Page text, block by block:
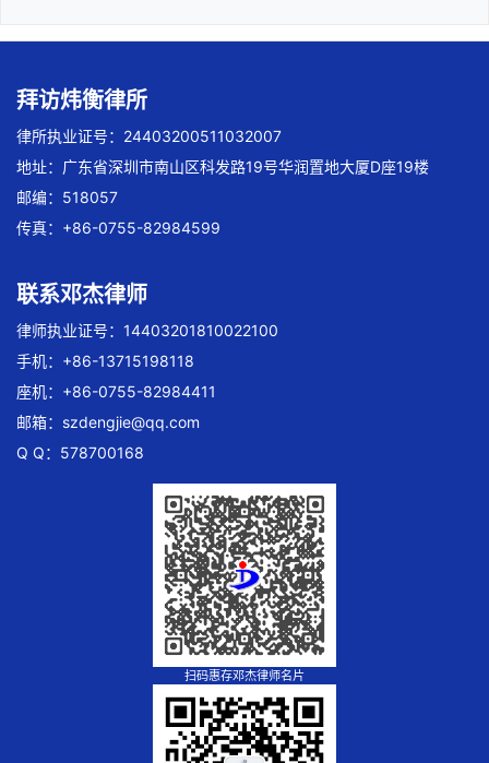
拜访炜衡律所
律所执业证号：24403200511032007
地址：广东省深圳市南山区科发路19号华润置地大厦D座19楼
邮编：518057
传真：+86-0755-82984599
联系邓杰律师
律师执业证号：14403201810022100
手机：+86-13715198118
座机：+86-0755-82984411
邮箱： szdengjie@qq.com
Q Q：578700168
扫码惠存邓杰律师名片